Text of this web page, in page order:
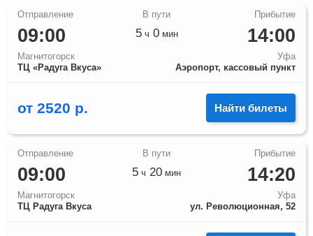
09:00
Магнитогорск
ТЦ «Радуга Вкуса»
14:00
Уфа
Аэропорт, кассовый пункт
5ч 0мин
от 2520 р. Найти билеты
09:00
Магнитогорск
ТЦ Радуга Вкуса
14:20
Уфа
ул. Революционная, 52
5 ч 20 мин